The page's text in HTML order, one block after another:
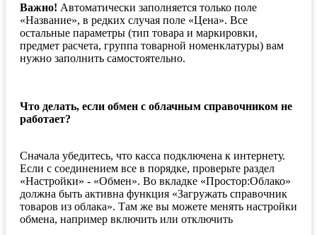
Важно! Автоматически заполняется только поле
«Название», в редких случая поле «Цена». Все
остальные параметры (тип товара и маркировки,
предмет расчета, группа товарной номенклатуры) вам
нужно заполнить самостоятельно.
Что делать, если обмен с облачным справочником не
работает?
Сначала убедитесь, что касса подключена к интернету.
Если с соединением все в порядке, проверьте раздел
«Настройки» - «Обмен». Во вкладке «Простор:Облако»
должна быть активна функция «Загружать справочник
товаров из облака». Там же вы можете менять настройки
обмена, например включить или отключить